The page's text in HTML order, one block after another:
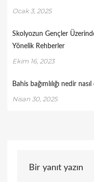
Ocak 3, 2025
Skolyozun Gençler
Yönelik Rehberler
Ekim 16, 2023
Bahis bağımlılığı nedir
Nisan 30, 2025
Bir yanıt yazın